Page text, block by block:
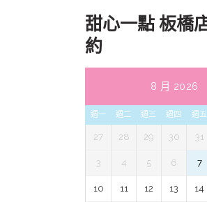
甜心一點 板橋
約
8 月 2026
週一 週二 週三 週四 週五
27 28 29 30 31
3 4 5 6 7
10 11 12 13 14